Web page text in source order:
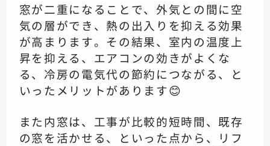
窓が二重になることで、外気との間に空
気の層ができ、熱の出入りを抑える効果
が高まります。その結果、室内の温度上
昇を抑える、エアコンの効きがよくな
る、冷房の電気代の節約につながる、と
いったメリットがあります😊
また内窓は、工事が比較的短時間、既存
の窓を活かせる、といった点から、リフ